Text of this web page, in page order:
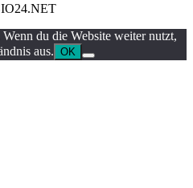
du die Website weiter nutzt,
aus. OK